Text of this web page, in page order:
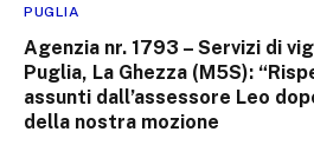
PUGLIA
Agenzia nr. 1793 – Servizi di
Puglia, La Ghezza (M5S):
assunti dall’assessore Leo
della nostra mozione